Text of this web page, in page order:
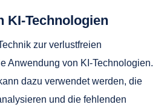
KI-Technologien
zur verlustfreien
Anwendung von KI-Technologien.
dazu verwendet werden, die
und die fehlenden